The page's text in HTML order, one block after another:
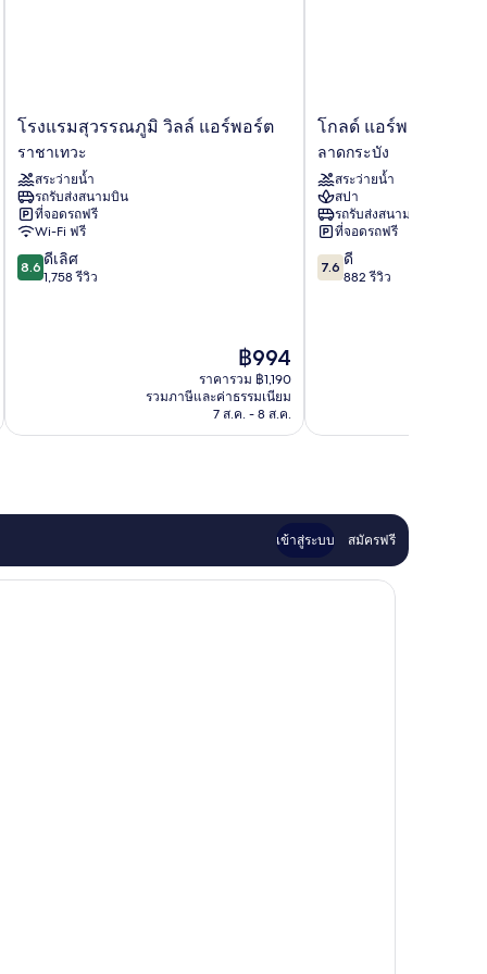
โรงแรม
สุวรรณภูมิ
วิ
ลล์
แอร์
พอร์ต
ราชา
เทวะ
โรงแรมสุวรรณภูมิ วิลล์ แอร์พอร์ต
ราชาเทวะ
สระว่ายน้ำ
รถรับส่งสนามบิน
ที่จอดรถฟรี
Wi-Fi ฟรี
8.6
จาก
8.6 ดีเลิศ
1,758 รีวิว
ราคา
ปัจจุบัน
คือ
฿994
฿994
ราคารวม ฿1,190
รวมภาษีและค่าธรรมเนียม
7 ส.ค. - 8 ส.ค.
โกลด์
พอร์ต
สูท
ลาดกระบัง
โกลด์ แอร์พอร์ต สูท
ลาดกระบัง
สระว่ายน้ำ
สปา
รถรับส่งสนามบิน
ที่จอดรถฟรี
7.6
จาก
7.6 ดี
882 รีวิว
เข้าสู่ระบบ สมัครฟรี